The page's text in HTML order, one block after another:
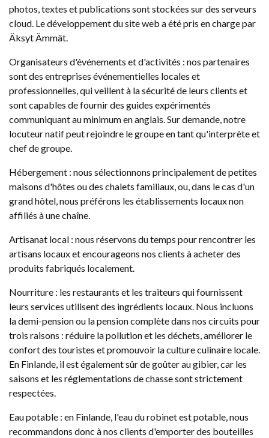
photos, textes et publications sont stockées sur des serveurs
cloud. Le développement du site web a été pris en charge par
Äksyt Ämmät.
Organisateurs d'événements et d'activités : nos partenaires
sont des entreprises événementielles locales et
professionnelles, qui veillent à la sécurité de leurs clients et
sont capables de fournir des guides expérimentés
communiquant au minimum en anglais. Sur demande, notre
locuteur natif peut rejoindre le groupe en tant qu'interprète et
chef de groupe.
Hébergement : nous sélectionnons principalement de petites
maisons d'hôtes ou des chalets familiaux, ou, dans le cas d'un
grand hôtel, nous préférons les établissements locaux non
affiliés à une chaîne.
Artisanat local : nous réservons du temps pour rencontrer les
artisans locaux et encourageons nos clients à acheter des
produits fabriqués localement.
Nourriture : les restaurants et les traiteurs qui fournissent
leurs services utilisent des ingrédients locaux. Nous incluons
la demi-pension ou la pension complète dans nos circuits pour
trois raisons : réduire la pollution et les déchets, améliorer le
confort des touristes et promouvoir la culture culinaire locale.
En Finlande, il est également sûr de goûter au gibier, car les
saisons et les réglementations de chasse sont strictement
respectées.
Eau potable : en Finlande, l'eau du robinet est potable, nous
recommandons donc à nos clients d'emporter des bouteilles